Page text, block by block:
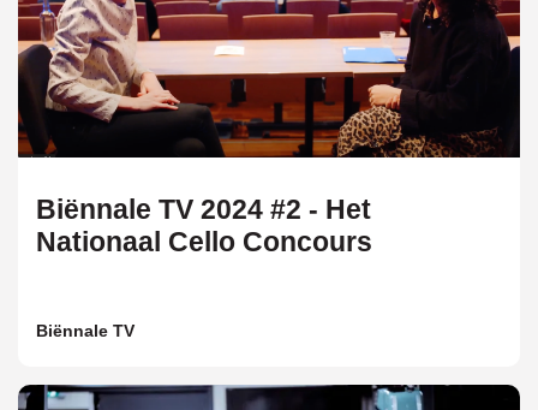
Biënnale TV 2024 #2 - Het
Nationaal Cello Concours
Biënnale TV